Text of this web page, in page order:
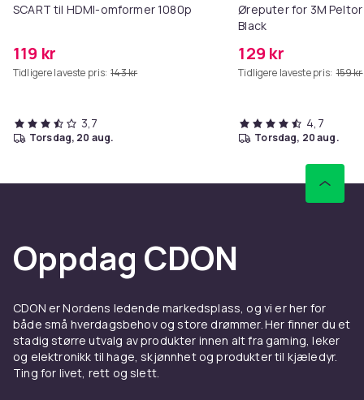
SCART til HDMI-omformer 1080p
119 kr
Tidligere laveste pris: 143 kr
3,7
torsdag, 20 aug.
Øreputer for 3M Peltor
Black
129 kr
Tidligere laveste pris: 159 kr
4,7
torsdag, 20 aug.
Oppdag CDON
CDON er Nordens ledende markedsplass, og vi er her for
både små hverdagsbehov og store drømmer. Her finner du et
stadig større utvalg av produkter innen alt fra gaming, leker
og elektronikk til hage, skjønnhet og produkter til kjæledyr.
Ting for livet, rett og slett.